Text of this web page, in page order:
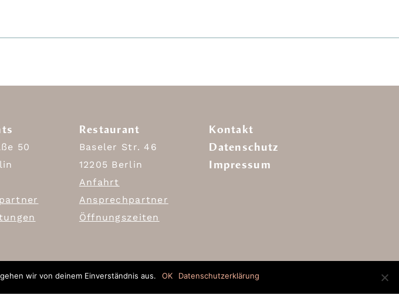
50
Restaurant
Baseler Str. 46
12205 Berlin
Anfahrt
Ansprechpartner
Öffnungszeiten
Kontakt
Datenschutz
Impressum
wir von deinem Einverständnis aus. OK Datenschutzerklärung